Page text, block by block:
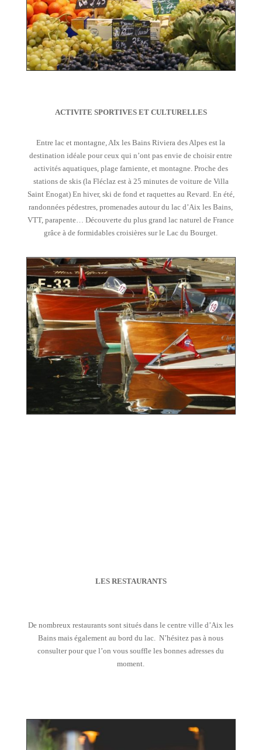
ACTIVITE SPORTIVES ET CULTURELLES
Entre lac et montagne, AIx les Bains Riviera des Alpes est la
destination idéale pour ceux qui n’ont pas envie de choisir entre
activités aquatiques, plage farniente, et montagne. Proche des
stations de skis (la Fléclaz est à 25 minutes de voiture de Villa
Saint Enogat) En hiver, ski de fond et raquettes au Revard. En été,
randonnées pédestres, promenades autour du lac d’Aix les Bains,
VTT, parapente… Découverte du plus grand lac naturel de France
grâce à de formidables croisières sur le Lac du Bourget.
LES RESTAURANTS
De nombreux restaurants sont situés dans le centre ville d’Aix les
Bains mais également au bord du lac. N’hésitez pas à nous
consulter pour que l’on vous souffle les bonnes adresses du
moment.